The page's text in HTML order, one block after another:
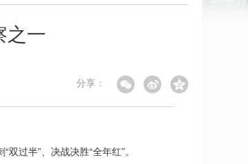
之一
分享：
过半”、决战决胜“全年红”。